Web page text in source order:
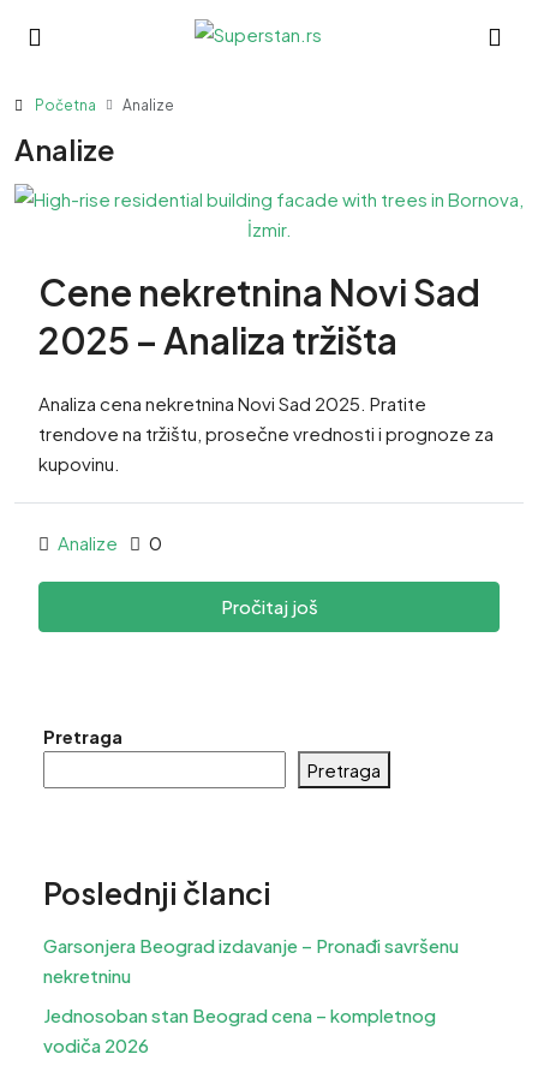
Početna Analize
Analize
Cene nekretnina Novi Sad
2025 – Analiza tržišta
Analiza cena nekretnina Novi Sad 2025. Pratite
trendove na tržištu, prosečne vrednosti i prognoze za
kupovinu.
Analize 0
Pročitaj još
Pretraga
Pretraga
Poslednji članci
Garsonjera Beograd izdavanje – Pronađi savršenu
nekretninu
Jednosoban stan Beograd cena – kompletnog
vodiča 2026